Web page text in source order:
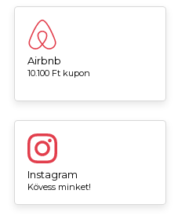
Airbnb
10.100 Ft kupon
Instagram
Kövess minket!